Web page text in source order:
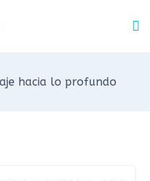
hacia lo profundo